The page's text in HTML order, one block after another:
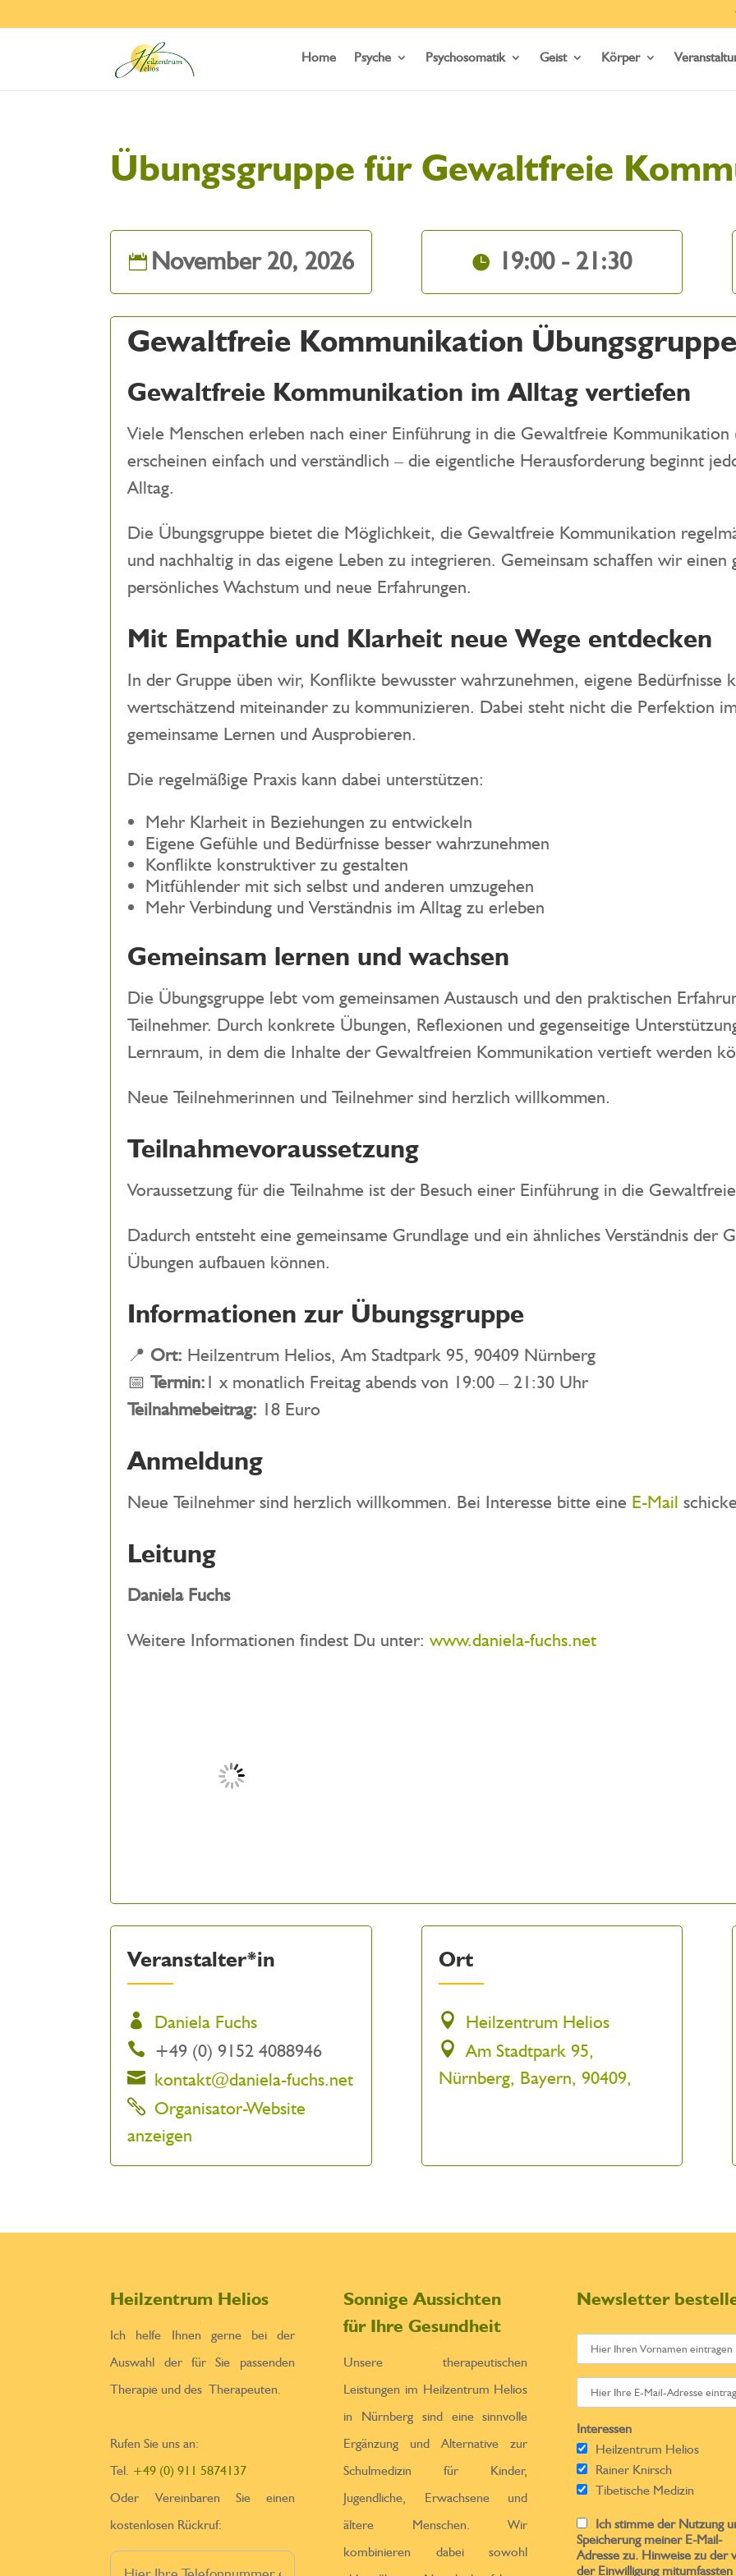
Home Psyche Psychosomatik Geist Körper
Übungsgruppe für Gewaltfreie
November 20, 2026 19:00 - 21:30
Gewaltfreie Kommunikation
Gewaltfreie Kommunikation im Alltag vertiefen
Viele Menschen erleben nach einer Einführung in die Gewaltfreie
erscheinen einfach und verständlich – die eigentliche Herausforderung beginnt
Alltag.
Die Übungsgruppe bietet die Möglichkeit, die Gewaltfreie Kommunikation
und nachhaltig in das eigene Leben zu integrieren. Gemeinsam schaffen wir einen
persönliches Wachstum und neue Erfahrungen.
Mit Empathie und Klarheit neue Wege entdecken
In der Gruppe üben wir, Konflikte bewusster wahrzunehmen, eigene Bedürfnisse
wertschätzend miteinander zu kommunizieren. Dabei steht nicht die Perfektion
gemeinsame Lernen und Ausprobieren.
Die regelmäßige Praxis kann dabei unterstützen:
Mehr Klarheit in Beziehungen zu entwickeln
Eigene Gefühle und Bedürfnisse besser wahrzunehmen
Konflikte konstruktiver zu gestalten
Mitfühlender mit sich selbst und anderen umzugehen
Mehr Verbindung und Verständnis im Alltag zu erleben
Gemeinsam lernen und wachsen
Die Übungsgruppe lebt vom gemeinsamen Austausch und den praktischen
Teilnehmer. Durch konkrete Übungen, Reflexionen und gegenseitige
Lernraum, in dem die Inhalte der Gewaltfreien Kommunikation vertieft werden
Neue Teilnehmerinnen und Teilnehmer sind herzlich willkommen.
Teilnahmevoraussetzung
Voraussetzung für die Teilnahme ist der Besuch einer Einführung in die
Dadurch entsteht eine gemeinsame Grundlage und ein ähnliches Verständnis der
Übungen aufbauen können.
Informationen zur Übungsgruppe
📍Ort: Heilzentrum Helios, Am Stadtpark 95, 90409 Nürnberg
📅Termin:1 x monatlich Freitag abends von 19:00 – 21:30 Uhr
Teilnahmebeitrag: 18 Euro
Anmeldung
Neue Teilnehmer sind herzlich willkommen. Bei Interesse bitte eine E-Mail
Leitung
Daniela Fuchs
Weitere Informationen findest Du unter:www.daniela-fuchs.net
Veranstalter*in
Daniela Fuchs
+49 (0) 9152 4088946
kontakt@daniela-fuchs.net
Organisator-Website
anzeigen
Ort
Heilzentrum Helios
Am Stadtpark 95,
Nürnberg, Bayern, 90409,
Heilzentrum Helios
Ich helfe Ihnen gerne bei der
Auswahl der für Sie passenden
Therapie und des Therapeuten.
Rufen Sie uns an:
Tel. +49 (0) 911 5874137
Oder Vereinbaren Sie einen
kostenlosen Rückruf:
Sonnige Aussichten
für Ihre Gesundheit
Unsere therapeutischen
Leistungen im Heilzentrum Helios
in Nürnberg sind eine sinnvolle
Ergänzung und Alternative zur
Schulmedizin für Kinder,
Jugendliche, Erwachsene und
ältere Menschen. Wir
kombinieren dabei sowohl
Newsletter
Interessen
Heilzentrum Helios
Rainer Knirsch
Tibetische Medizin
Ich stimme der Nutzung
Speicherung meiner E-Mail-
Adresse zu. Hinweise zu der
der Einwilligung mitumfassten